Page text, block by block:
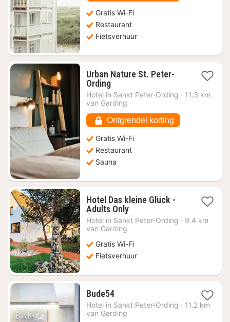
Gratis Wi-Fi
Restaurant
Fietsverhuur
Urban Nature St. Peter-
Ording1
nacht
vanaf
221,21
Hotel in Sankt Peter-Ording · 11.3 km
van Garding
Ontgrendel korting
Gratis Wi-Fi
Restaurant
Sauna
Hotel Das kleine Glück -
Adults Only1
nacht
148,60
Hotel in Sankt Peter-Ording · 9.4 km
van Garding
Gratis Wi-Fi
Fietsverhuur
Bude541
nacht
vanaf
Hotel in Sankt Peter-Ording · 11.2 km
van Garding